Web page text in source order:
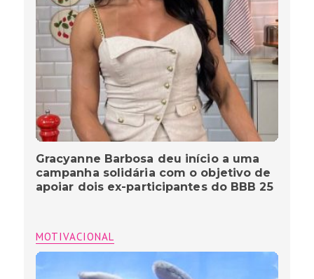
Gracyanne Barbosa deu início a uma
campanha solidária com o objetivo de
apoiar dois ex-participantes do BBB 25
MOTIVACIONAL